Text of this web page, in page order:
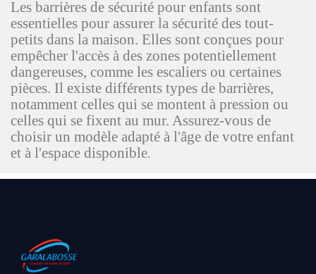
Les barrières de sécurité pour enfants sont
essentielles pour assurer la sécurité des tout-
petits dans la maison. Elles sont conçues pour
empêcher l'accès à des zones potentiellement
dangereuses, comme les escaliers ou certaines
pièces. Il existe différents types de barrières,
notamment celles qui se montent à pression ou
celles qui se fixent au mur. Assurez-vous de
choisir un modèle adapté à l'âge de votre enfant
et à l'espace disponible.